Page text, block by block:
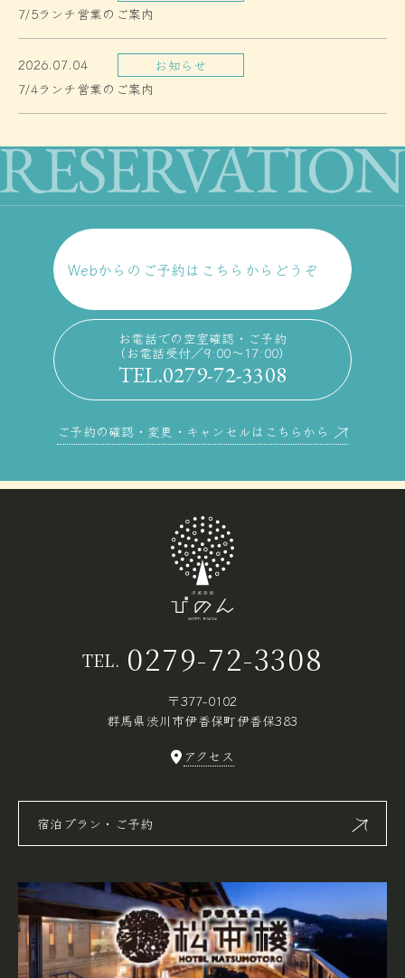
7/5ランチ営業のご案内
2026.07.04
お知らせ
7/4ランチ営業のご案内
Webからのご予約はこちらからどうぞ
お電話での空室確認・ご予約
（お電話受付／9:00〜17:00）
TEL.0279-72-3308
ご予約の確認・変更・キャンセルはこちらから
TEL. 0279-72-3308
〒377-0102
群馬県渋川市伊香保町伊香保383
アクセス
宿泊プラン・ご予約